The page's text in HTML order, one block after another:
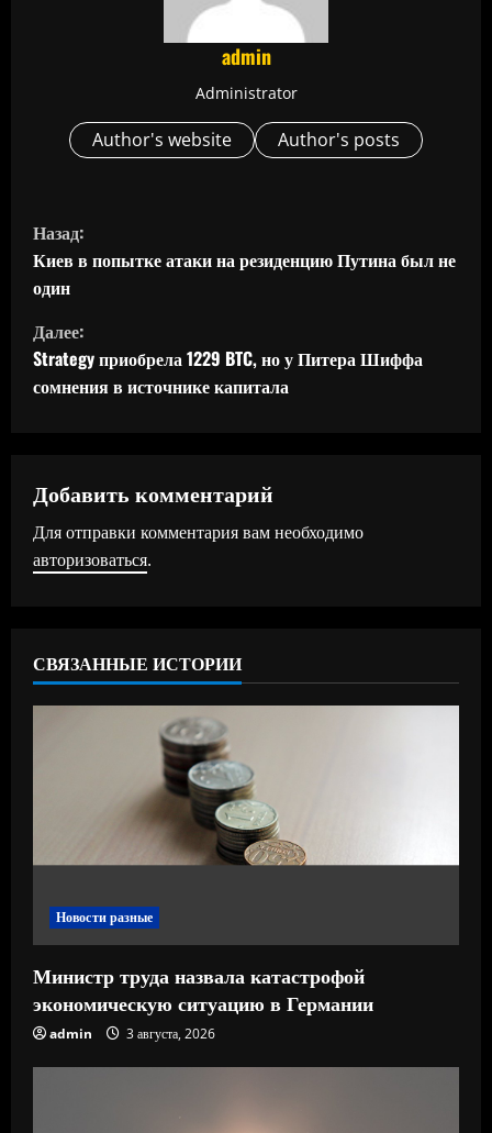
admin
Administrator
Author's website Author's posts
П
р
о
д
о
ж
и
ч
и
Назад:
Киев в попытке атаки на резиденцию Путина был не
один
Далее:
Strategy приобрела 1229 BTC, но у Питера Шиффа
сомнения в источнике капитала
Добавить комментарий
Для отправки комментария вам необходимо
авторизоваться.
СВЯЗАННЫЕ ИСТОРИИ
Новости разные
Министр труда назвала катастрофой
экономическую ситуацию в Германии
admin 3 августа, 2026